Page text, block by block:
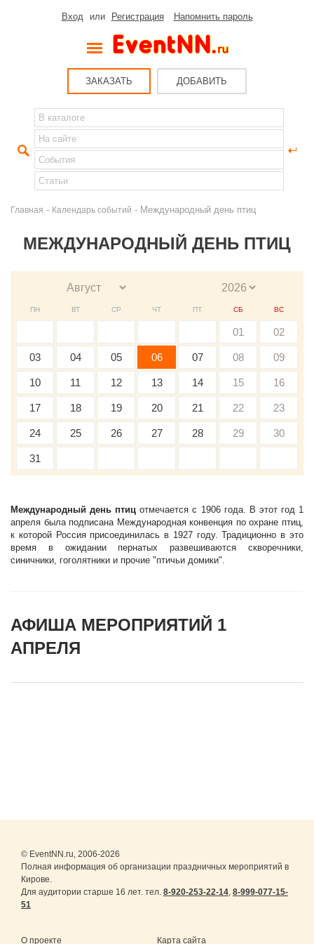
Вход или Регистрация Напомнить пароль
ЗАКАЗАТЬ ДОБАВИТЬ
Главная - Календарь событий - Международный день птиц
МЕЖДУНАРОДНЫЙ ДЕНЬ ПТИЦ
ПН ВТ СР ЧТ ПТ СБ ВС
01 02
03 04 05 06 07 08 09
10 11 12 13 14 15 16
17 18 19 20 21 22 23
24 25 26 27 28 29 30
31
Международный день птиц отмечается с 1906 года. В этот год 1
апреля была подписана Международная конвенция по охране птиц,
к которой Россия присоединилась в 1927 году. Традиционно в это
время в ожидании пернатых развешиваются скворечники,
синичники, гоголятники и прочие "птичьи домики".
АФИША МЕРОПРИЯТИЙ 1
АПРЕЛЯ
© EventNN.ru, 2006-2026
Полная информация об организации праздничных мероприятий в
Кирове.
Для аудитории старше 16 лет. тел. 8-920-253-22-14, 8-999-077-15-
51
О проекте Карта сайта